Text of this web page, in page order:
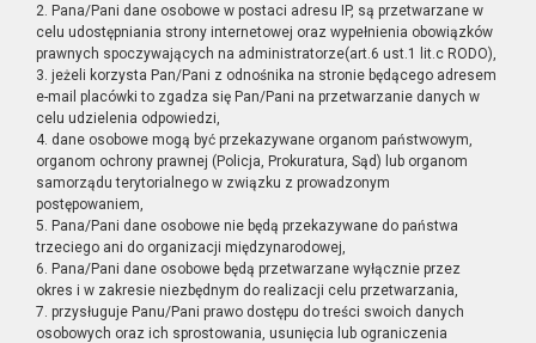
2. Pana/Pani dane osobowe w postaci adresu IP, są przetwarzane w
celu udostępniania strony internetowej oraz wypełnienia obowiązków
prawnych spoczywających na administratorze(art.6 ust.1 lit.c RODO),
3. jeżeli korzysta Pan/Pani z odnośnika na stronie będącego adresem
e-mail placówki to zgadza się Pan/Pani na przetwarzanie danych w
celu udzielenia odpowiedzi,
4. dane osobowe mogą być przekazywane organom państwowym,
organom ochrony prawnej (Policja, Prokuratura, Sąd) lub organom
samorządu terytorialnego w związku z prowadzonym
postępowaniem,
5. Pana/Pani dane osobowe nie będą przekazywane do państwa
trzeciego ani do organizacji międzynarodowej,
6. Pana/Pani dane osobowe będą przetwarzane wyłącznie przez
okres i w zakresie niezbędnym do realizacji celu przetwarzania,
7. przysługuje Panu/Pani prawo dostępu do treści swoich danych
osobowych oraz ich sprostowania, usunięcia lub ograniczenia